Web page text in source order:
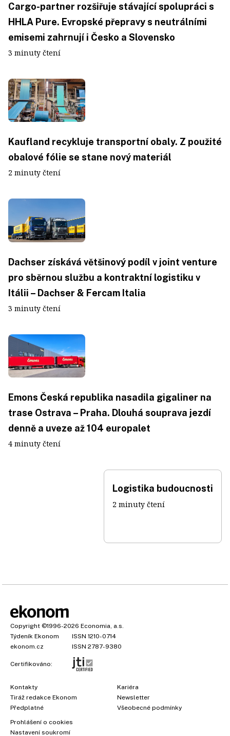
Cargo-partner rozšiřuje stávající spolupráci s
HHLA Pure. Evropské přepravy s neutrálními
emisemi zahrnují i Česko a Slovensko
3 minuty čtení
Kaufland recykluje transportní obaly. Z použité
obalové fólie se stane nový materiál
2 minuty čtení
Dachser získává většinový podíl v joint venture
pro sběrnou službu a kontraktní logistiku v
Itálii – Dachser & Fercam Italia
3 minuty čtení
Emons Česká republika nasadila gigaliner na
trase Ostrava – Praha. Dlouhá souprava jezdí
denně a uveze až 104 europalet
4 minuty čtení
Logistika budoucnosti
2 minuty čtení
Copyright ©1996-2026 Economia, a.s.
Týdeník Ekonom
ISSN 1210-0714
ekonom.cz
ISSN 2787-9380
Certifikováno:
Kontakty
Tiráž redakce Ekonom
Předplatné
Kariéra
Newsletter
Všeobecné podmínky
Prohlášení o cookies
Nastavení soukromí